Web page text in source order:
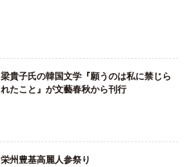
梁貴子氏の韓国文学『願うのは私に禁じら
れたこと』が文藝春秋から刊行
栄州豊基高麗人参祭り